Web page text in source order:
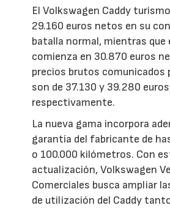
El Volkswagen Caddy
29.160 euros netos en su
batalla normal, mientras que
comienza en 30.870 euros
precios brutos comunicados
son de 37.130 y 39.280
respectivamente.
La nueva gama incorpora
garantía del fabricante de
o 100.000 kilómetros. Con
actualización, Volkswagen
Comerciales busca ampliar
de utilización del Caddy